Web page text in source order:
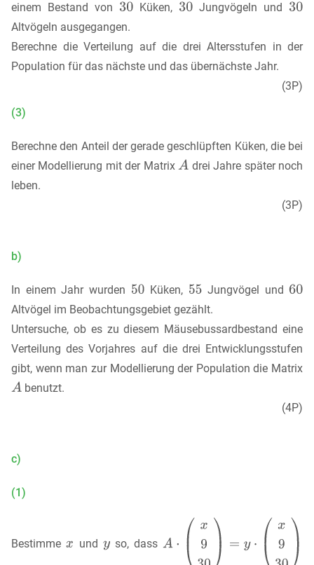
einem Bestand von
Küken,
Jungvögeln und
Altvögeln ausgegangen.
Berechne die Verteilung auf die drei Altersstufen in der
Population für das nächste und das übernächste Jahr.
(3P)
(3)
Berechne den Anteil der gerade geschlüpften Küken, die bei
einer Modellierung mit der Matrix
drei Jahre später noch
leben.
(3P)
b)
In einem Jahr wurden Küken,
Jungvögel und
Altvögel im Beobachtungsgebiet gezählt.
Untersuche, ob es zu diesem Mäusebussardbestand eine
Verteilung des Vorjahres auf die drei Entwicklungsstufen
gibt, wenn man zur Modellierung der Population die Matrix
benutzt.
(4P)
c)
(1)
Bestimme und so, dass